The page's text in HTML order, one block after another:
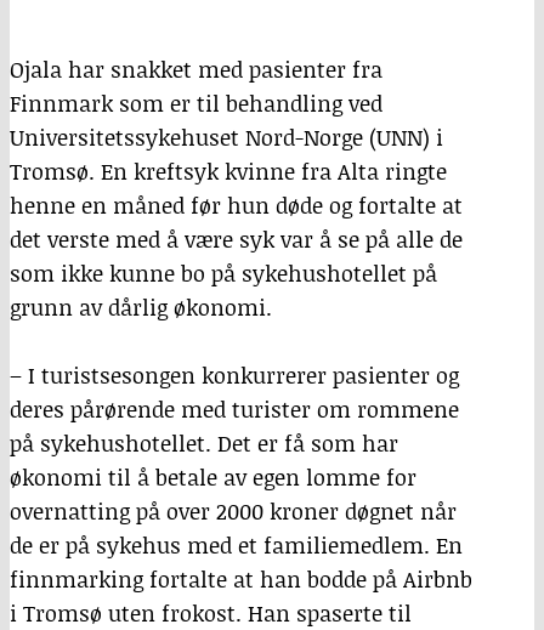
Ojala har snakket med pasienter fra
Finnmark som er til behandling ved
Universitetssykehuset Nord-Norge (UNN) i
Tromsø. En kreftsyk kvinne fra Alta ringte
henne en måned før hun døde og fortalte at
det verste med å være syk var å se på alle de
som ikke kunne bo på sykehushotellet på
grunn av dårlig økonomi.
– I turistsesongen konkurrerer pasienter og
deres pårørende med turister om rommene
på sykehushotellet. Det er få som har
økonomi til å betale av egen lomme for
overnatting på over 2000 kroner døgnet når
de er på sykehus med et familiemedlem. En
finnmarking fortalte at han bodde på Airbnb
i Tromsø uten frokost. Han spaserte til